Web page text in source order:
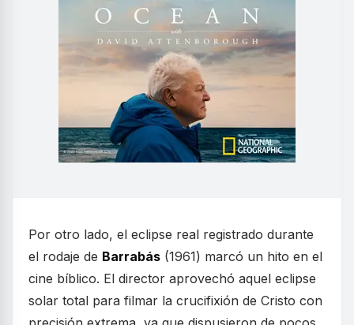
Por otro lado, el eclipse real registrado durante
el rodaje de Barrabás (1961) marcó un hito en el
cine bíblico. El director aprovechó aquel eclipse
solar total para filmar la crucifixión de Cristo con